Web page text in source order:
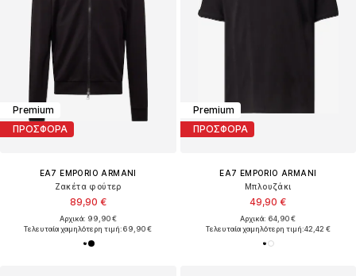
Premium
ΠΡΟΣΦΟΡΑ
EA7 EMPORIO ARMANI
Ζακέτα φούτερ
89,90 €
Αρχικά: 99,90 €
Τελευταία χαμηλότερη τιμή:69,90 €
Premium
ΠΡΟΣΦΟΡΑ
EA7 EMPORIO ARMANI
Μπλουζάκι
49,90 €
Αρχικά: 64,90 €
Τελευταία χαμηλότερη τιμή:42,42 €